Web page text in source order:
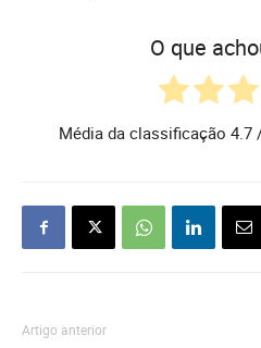
O que
Média da classificação 4.7
Artigo anterior